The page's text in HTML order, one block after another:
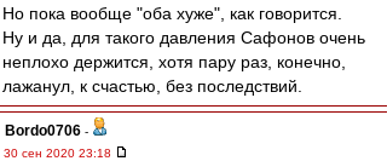
Но пока вообще "оба хуже", как говорится.
Ну и да, для такого давления Сафонов очень
неплохо держится, хотя пару раз, конечно,
лажанул, к счастью, без последствий.
Bordo0706 -
30 сен 2020 23:18